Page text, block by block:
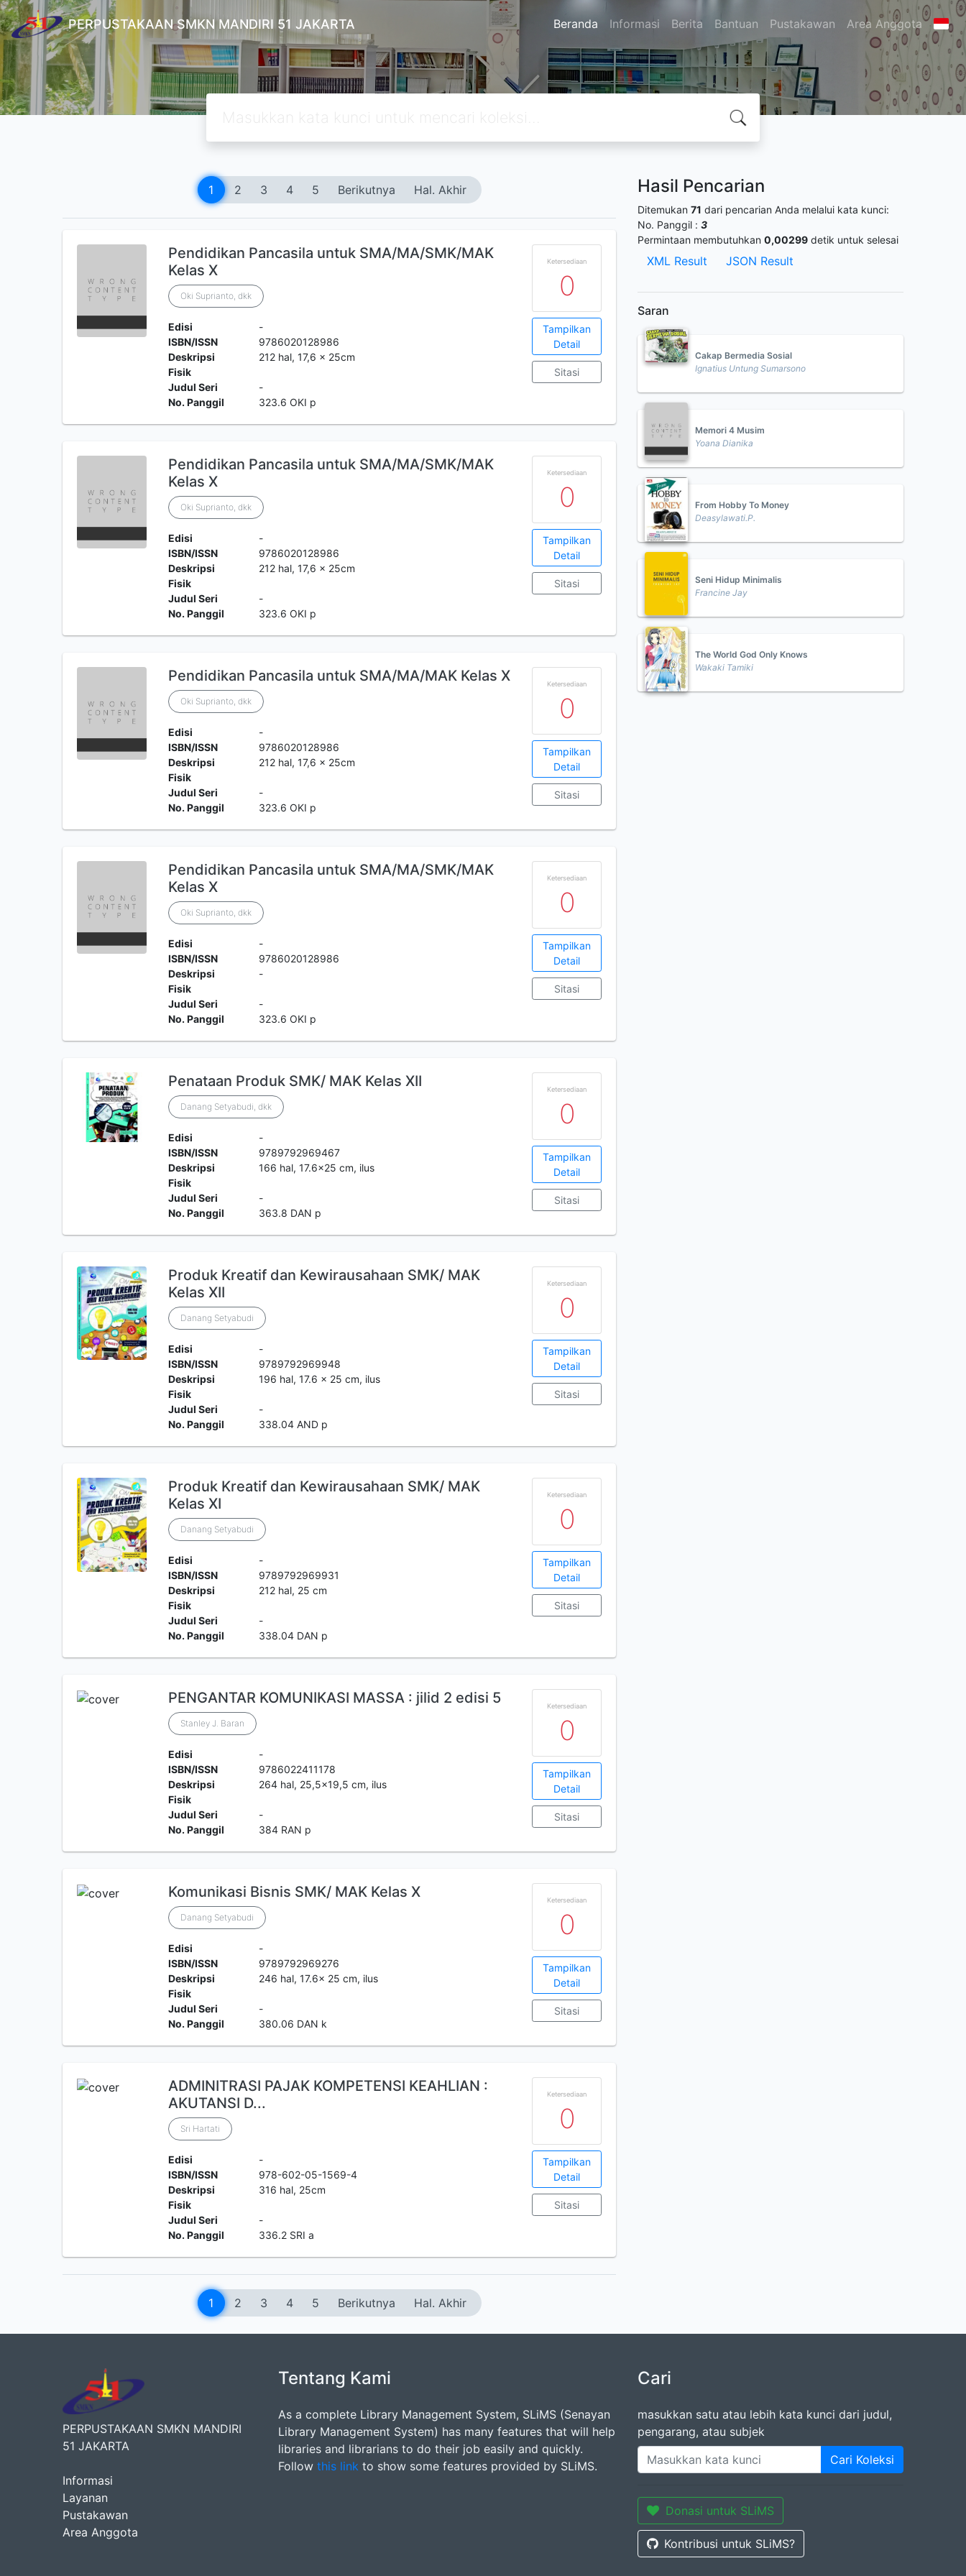
PERPUSTAKAAN SMKN MANDIRI 51 JAKARTA Beranda Informasi Berita Bantuan Pustakawan Area Anggota
1 2 3 4 5 Berikutnya Hal. Akhir
Pendidikan Pancasila untuk SMA/MA/SMK/MAK
Kelas X
Oki Suprianto, dkk
Edisi
-
ISBN/ISSN
9786020128986
Deskripsi
Fisik
212 hal, 17,6 x 25cm
Judul Seri
-
No. Panggil
323.6 OKI p
Ketersediaan
0
Tampilkan
Detail
Sitasi
Pendidikan Pancasila untuk SMA/MA/SMK/MAK
Kelas X
Oki Suprianto, dkk
Edisi
-
ISBN/ISSN
9786020128986
Deskripsi
Fisik
212 hal, 17,6 x 25cm
Judul Seri
-
No. Panggil
323.6 OKI p
Ketersediaan
0
Tampilkan
Detail
Sitasi
Pendidikan Pancasila untuk SMA/MA/MAK Kelas X
Oki Suprianto, dkk
Edisi
-
ISBN/ISSN
9786020128986
Deskripsi
Fisik
212 hal, 17,6 x 25cm
Judul Seri
-
No. Panggil
323.6 OKI p
Ketersediaan
0
Tampilkan
Detail
Sitasi
Pendidikan Pancasila untuk SMA/MA/SMK/MAK
Kelas X
Oki Suprianto, dkk
Edisi
-
ISBN/ISSN
9786020128986
Deskripsi
Fisik
-
Judul Seri
-
No. Panggil
323.6 OKI p
Ketersediaan
0
Tampilkan
Detail
Sitasi
Penataan Produk SMK/ MAK Kelas XII
Danang Setyabudi, dkk
Edisi
-
ISBN/ISSN
9789792969467
Deskripsi
Fisik
166 hal, 17.6x25 cm, ilus
Judul Seri
-
No. Panggil
363.8 DAN p
Ketersediaan
0
Tampilkan
Detail
Sitasi
Produk Kreatif dan Kewirausahaan SMK/ MAK
Kelas XII
Danang Setyabudi
Edisi
-
ISBN/ISSN
9789792969948
Deskripsi
Fisik
196 hal, 17.6 x 25 cm, ilus
Judul Seri
-
No. Panggil
338.04 AND p
Ketersediaan
0
Tampilkan
Detail
Sitasi
Produk Kreatif dan Kewirausahaan SMK/ MAK
Kelas XI
Danang Setyabudi
Edisi
-
ISBN/ISSN
9789792969931
Deskripsi
Fisik
212 hal, 25 cm
Judul Seri
-
No. Panggil
338.04 DAN p
Ketersediaan
0
Tampilkan
Detail
Sitasi
PENGANTAR KOMUNIKASI MASSA : jilid 2 edisi 5
Stanley J. Baran
Edisi
-
ISBN/ISSN
9786022411178
Deskripsi
Fisik
264 hal, 25,5x19,5 cm, ilus
Judul Seri
-
No. Panggil
384 RAN p
Ketersediaan
0
Tampilkan
Detail
Sitasi
Komunikasi Bisnis SMK/ MAK Kelas X
Danang Setyabudi
Edisi
-
ISBN/ISSN
9789792969276
Deskripsi
Fisik
246 hal, 17.6x 25 cm, ilus
Judul Seri
-
No. Panggil
380.06 DAN k
Ketersediaan
0
Tampilkan
Detail
Sitasi
ADMINITRASI PAJAK KOMPETENSI KEAHLIAN :
AKUTANSI D...
Sri Hartati
Edisi
-
ISBN/ISSN
978-602-05-1569-4
Deskripsi
Fisik
316 hal, 25cm
Judul Seri
-
No. Panggil
336.2 SRI a
Ketersediaan
0
Tampilkan
Detail
Sitasi
1 2 3 4 5 Berikutnya Hal. Akhir
Hasil Pencarian
Ditemukan 71 dari pencarian Anda melalui kata kunci:
No. Panggil : 3
Permintaan membutuhkan 0,00299 detik untuk selesai
XML Result JSON Result
Saran
Cakap Bermedia Sosial
Ignatius Untung Sumarsono
Memori 4 Musim
Yoana Dianika
From Hobby To Money
Deasylawati.P.
Seni Hidup Minimalis
Francine Jay
The World God Only Knows
Wakaki Tamiki
PERPUSTAKAAN SMKN MANDIRI
51 JAKARTA
Informasi
Layanan
Pustakawan
Area Anggota
Tentang Kami
As a complete Library Management System, SLiMS (Senayan
Library Management System) has many features that will help
libraries and librarians to do their job easily and quickly.
Follow this link to show some features provided by SLiMS.
Cari
masukkan satu atau lebih kata kunci dari judul,
pengarang, atau subjek
Cari Koleksi
Donasi untuk SLiMS
Kontribusi untuk SLiMS?